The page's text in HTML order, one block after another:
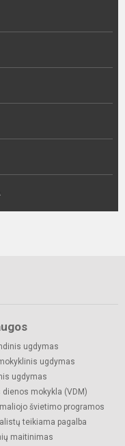
ugdymas
ugdymas
ugdymas
dienos mokykla (VDM)
švietimo programos
teikiama pagalba
maitinimas